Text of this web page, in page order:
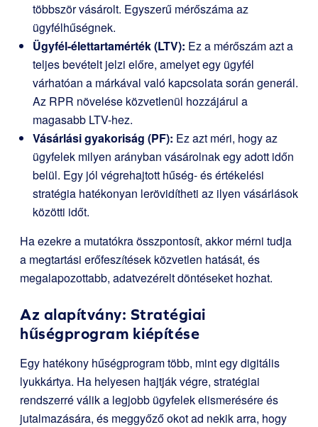
többször vásárolt. Egyszerű mérőszáma az
ügyfélhűségnek.
Ügyfél-élettartamérték (LTV): Ez a mérőszám azt a
teljes bevételt jelzi előre, amelyet egy ügyfél
várhatóan a márkával való kapcsolata során generál.
Az RPR növelése közvetlenül hozzájárul a
magasabb LTV-hez.
Vásárlási gyakoriság (PF): Ez azt méri, hogy az
ügyfelek milyen arányban vásárolnak egy adott időn
belül. Egy jól végrehajtott hűség- és értékelési
stratégia hatékonyan lerövidítheti az ilyen vásárlások
közötti időt.
Ha ezekre a mutatókra összpontosít, akkor mérni tudja
a megtartási erőfeszítések közvetlen hatását, és
megalapozottabb, adatvezérelt döntéseket hozhat.
Az alapítvány: Stratégiai
hűségprogram kiépítése
Egy hatékony hűségprogram több, mint egy digitális
lyukkártya. Ha helyesen hajtják végre, stratégiai
rendszerré válik a legjobb ügyfelek elismerésére és
jutalmazására, és meggyőző okot ad nekik arra, hogy